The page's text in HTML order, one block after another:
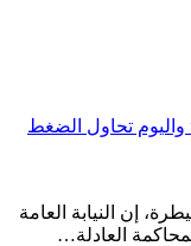
تحاول الضغط
إن النيابة العامة
العادلة…